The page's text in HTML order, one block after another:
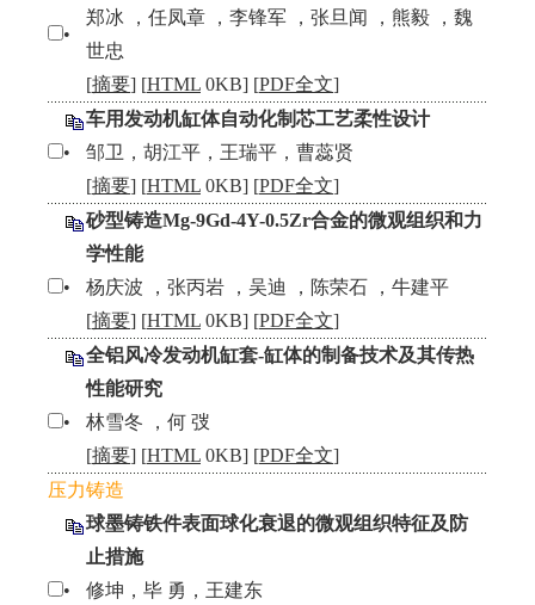
•
郑冰 ，任凤章 ，李锋军 ，张旦闻 ，熊毅 ，魏
世忠
[摘要] [HTML 0KB] [PDF全文]
车用发动机缸体自动化制芯工艺柔性设计
•
邹卫，胡江平，王瑞平，曹蕊贤
[摘要] [HTML 0KB] [PDF全文]
砂型铸造Mg-9Gd-4Y-0.5Zr合金的微观组织和力
学性能
•
杨庆波 ，张丙岩 ，吴迪 ，陈荣石 ，牛建平
[摘要] [HTML 0KB] [PDF全文]
全铝风冷发动机缸套-缸体的制备技术及其传热
性能研究
•
林雪冬 ，何 弢
[摘要] [HTML 0KB] [PDF全文]
压力铸造
球墨铸铁件表面球化衰退的微观组织特征及防
止措施
•
修坤，毕 勇，王建东